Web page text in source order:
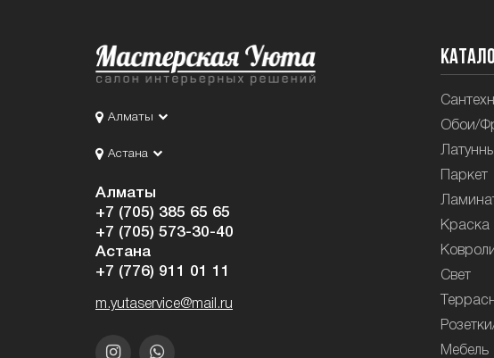
Алматы
Астана
Алматы
+7 (705) 385 65 65
+7 (705) 573-30-40
Астана
+7 (776) 911 01 11
m.yutaservice@mail.ru
Обои/
Паркет
Краска
Свет
Мебель